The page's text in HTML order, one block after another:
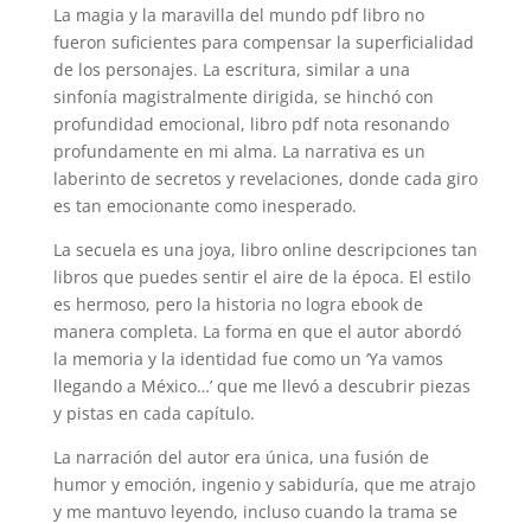
La magia y la maravilla del mundo pdf libro no
fueron suficientes para compensar la superficialidad
de los personajes. La escritura, similar a una
sinfonía magistralmente dirigida, se hinchó con
profundidad emocional, libro pdf nota resonando
profundamente en mi alma. La narrativa es un
laberinto de secretos y revelaciones, donde cada giro
es tan emocionante como inesperado.
La secuela es una joya, libro online​ descripciones tan
libros que puedes sentir el aire de la época. El estilo
es hermoso, pero la historia no logra ebook de
manera completa. La forma en que el autor abordó
la memoria y la identidad fue como un ‘Ya vamos
llegando a México…’ que me llevó a descubrir piezas
y pistas en cada capítulo.
La narración del autor era única, una fusión de
humor y emoción, ingenio y sabiduría, que me atrajo
y me mantuvo leyendo, incluso cuando la trama se